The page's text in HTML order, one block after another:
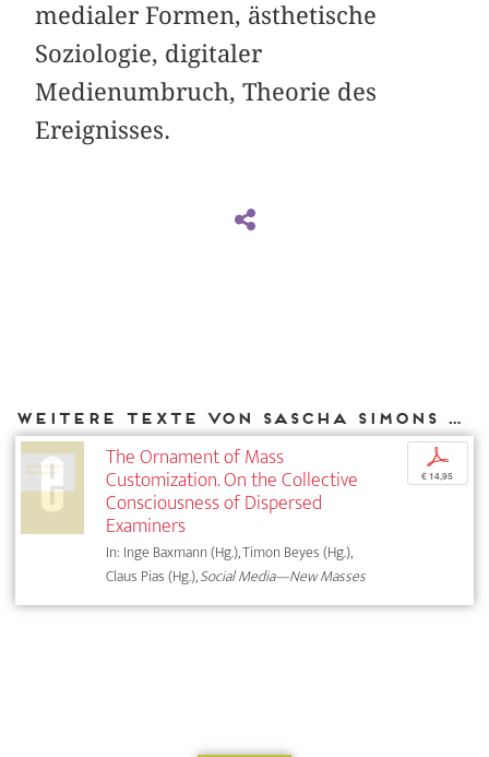
medialer Formen, ästhetische
Soziologie, digitaler
Medienumbruch, Theorie des
Ereignisses.
Weitere Texte von Sascha Simons bei DIAPHANES
The Ornament of Mass
Customization. On the Collective
Consciousness of Dispersed
Examiners
In: Inge Baxmann (Hg.), Timon Beyes (Hg.),
Claus Pias (Hg.),Social Media—New Masses
p
€ 14,95